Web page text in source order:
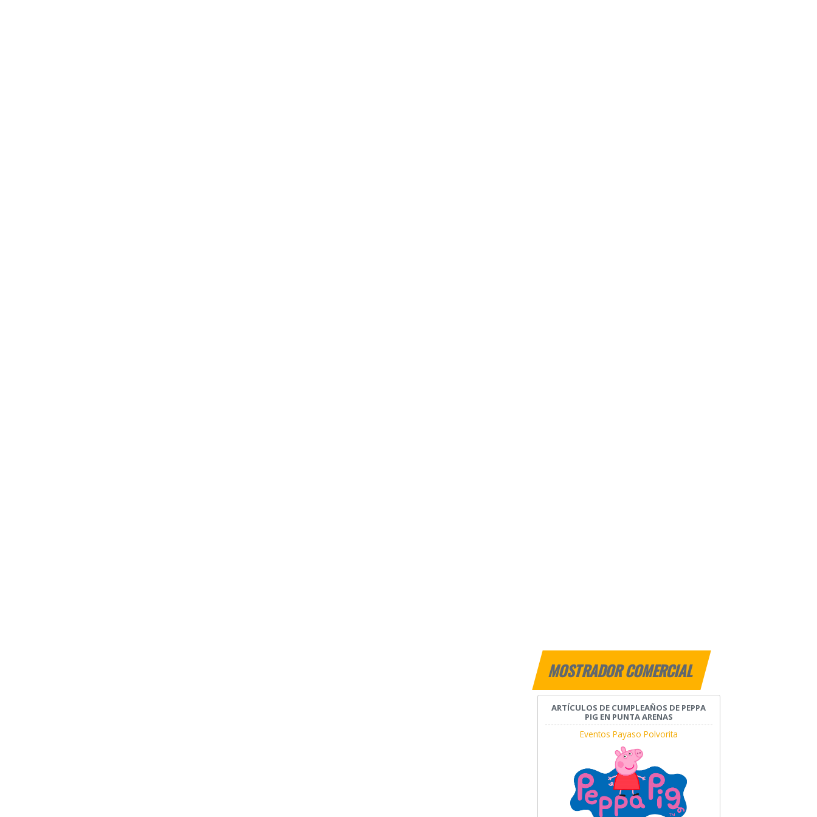
MOSTRADOR COMERCIAL
ARTÍCULOS DE CUMPLEAÑOS DE PEPPA
PIG EN PUNTA ARENAS
Eventos Payaso Polvorita